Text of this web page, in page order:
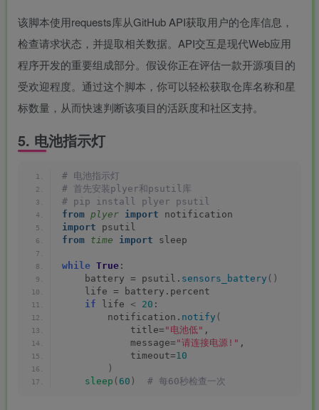
该脚本使用requests库从GitHub API获取用户的仓库信息，
检查请求状态，并提取相关数据。API交互是现代Web应用
程序开发的重要组成部分。假设你正在评估一款开源项目的
受欢迎程度。通过这个脚本，你可以轻松获取仓库名称和星
标数量，从而快速判断该项目的活跃度和社区支持。
5. 电池指示灯
# 电池指示灯
# 首先安装plyer和psutil库
# pip install plyer psutil
from plyer import notification
import psutil
from time import sleep
while True :
    battery = psutil.
sensors_battery ()
    life = battery.percent
if life < 20 :
        notification.
notify (
            title=
"电池低" ,
            message=
"请连接电源!" ,
            timeout=
10
)
sleep ( 60 ) # 每60秒检查一次